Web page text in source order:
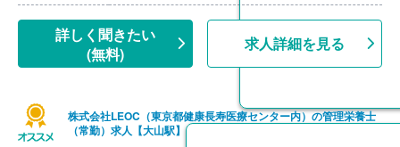
詳しく聞きたい
(無料)
求人詳細を見る
株式会社LEOC（東京都健康長寿医療センター内）の管理栄養士
（常勤）求人【大山駅】